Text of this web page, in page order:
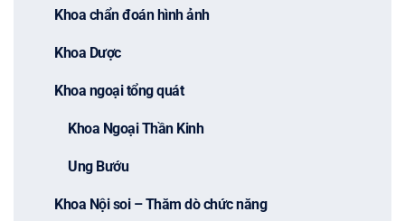
Khoa chẩn đoán hình ảnh
Khoa Dược
Khoa ngoại tổng quát
Khoa Ngoại Thần Kinh
Ung Bướu
Khoa Nội soi – Thăm dò chức năng